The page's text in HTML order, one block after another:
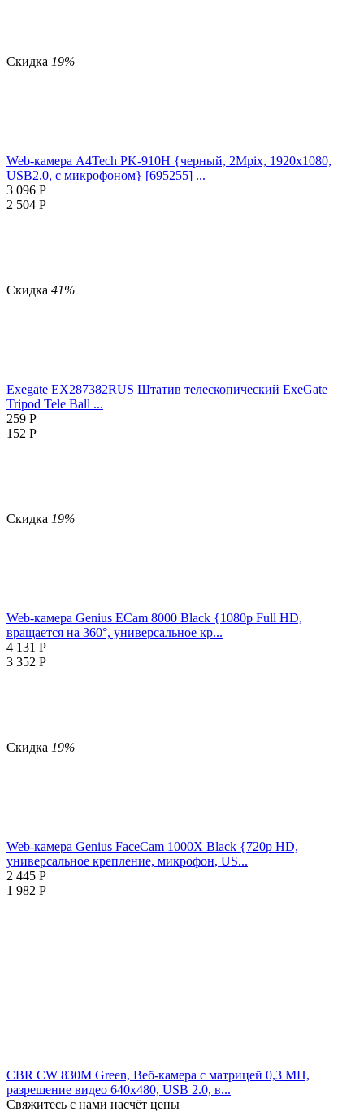
Скидка 19%
Web-камера A4Tech PK-910H {черный, 2Mpix, 1920x1080,
USB2.0, с микрофоном} [695255] ...
3 096 Р
2 504 Р
Скидка 41%
Exegate EX287382RUS Штатив телескопический ExeGate
Tripod Tele Ball ...
259 Р
152 Р
Скидка 19%
Web-камера Genius ECam 8000 Black {1080p Full HD,
вращается на 360°, универсальное кр...
4 131 Р
3 352 Р
Скидка 19%
Web-камера Genius FaceCam 1000X Black {720p HD,
универсальное крепление, микрофон, US...
2 445 Р
1 982 Р
CBR CW 830M Green, Веб-камера с матрицей 0,3 МП,
разрешение видео 640х480, USB 2.0, в...
Свяжитесь с нами насчёт цены